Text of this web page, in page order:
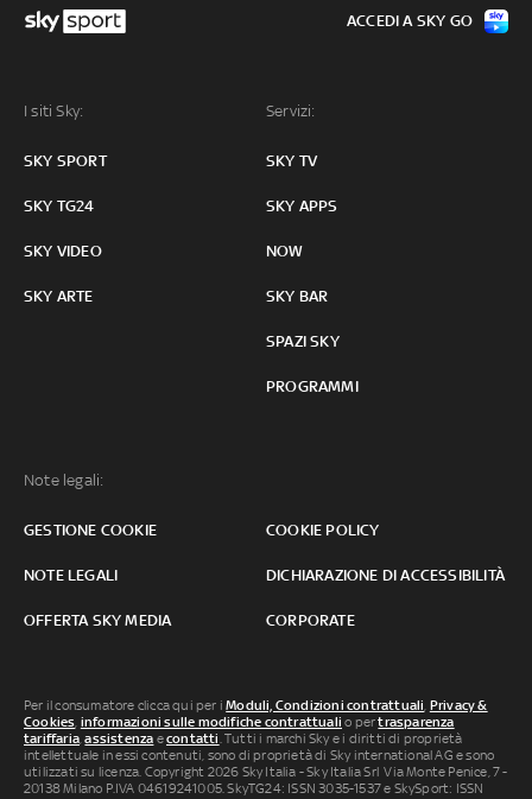
I siti Sky:
SKY SPORT
SKY TG24
SKY VIDEO
SKY ARTE
Servizi:
SKY TV
SKY APPS
NOW
SKY BAR
SPAZI SKY
PROGRAMMI
Note legali:
GESTIONE COOKIE COOKIE POLICY
NOTE LEGALI DICHIARAZIONE DI ACCESSIBILITÀ
OFFERTA SKY MEDIA CORPORATE
ACCEDI A SKY GO
Per il consumatore clicca qui per iModuli, Condizioni contrattuali Privacy &
Cookies informazioni sulle modifiche contrattuali o pertrasparenza
tariffaria ,assistenza econtatti . Tutti i marchi Sky e i diritti di proprietà
intellettuale in essi contenuti, sono di proprietà di Sky international AG e sono
utilizzati su licenza. Copyright 2026 Sky Italia - Sky Italia Srl Via Monte Penice, 7 -
20138 Milano P.IVA 04619241005. SkyTG24: ISSN 3035-1537 e SkySport: ISSN